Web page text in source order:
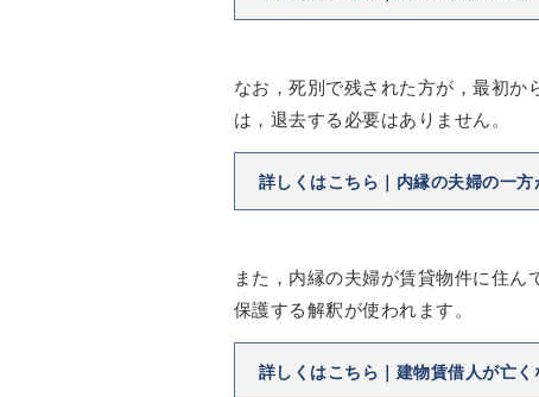
なお，死別で残された方が，最初
は，退去する必要はありません。
詳しくはこちら｜内縁の夫婦の一
また，内縁の夫婦が賃貸物件に住ん
保護する解釈が使われます。
詳しくはこちら｜建物賃借人が亡